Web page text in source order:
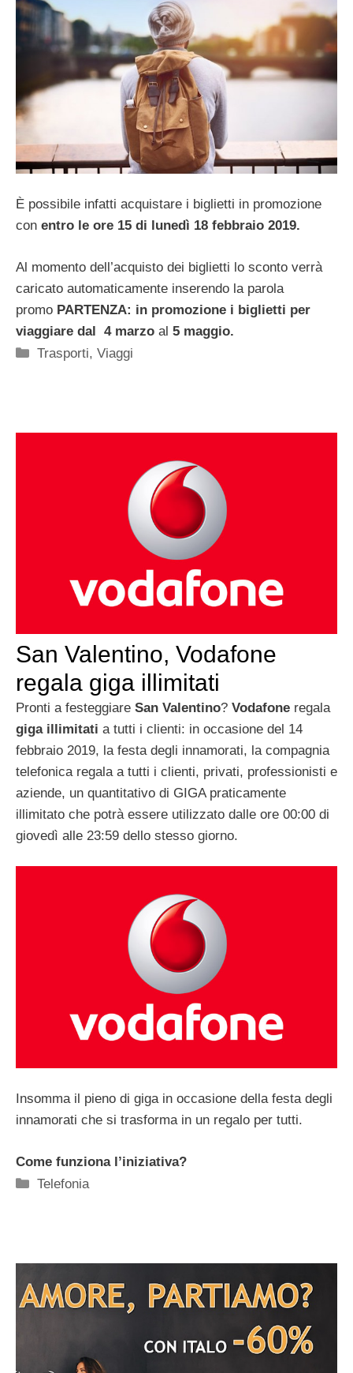
È possibile infatti acquistare i biglietti in promozione
con entro le ore 15 di lunedì 18 febbraio 2019.
Al momento dell’acquisto dei biglietti lo sconto verrà
caricato automaticamente inserendo la parola
promo PARTENZA: in promozione i biglietti per
viaggiare dal 4 marzo al 5 maggio.
Categorie
Trasporti,Viaggi
San Valentino, Vodafone
regala giga illimitati
Pronti a festeggiare San Valentino? Vodafone regala
giga illimitati a tutti i clienti: in occasione del 14
febbraio 2019, la festa degli innamorati, la compagnia
telefonica regala a tutti i clienti, privati, professionisti e
aziende, un quantitativo di GIGA praticamente
illimitato che potrà essere utilizzato dalle ore 00:00 di
giovedì alle 23:59 dello stesso giorno.
Insomma il pieno di giga in occasione della festa degli
innamorati che si trasforma in un regalo per tutti.
Come funziona l’iniziativa?
Categorie
Telefonia